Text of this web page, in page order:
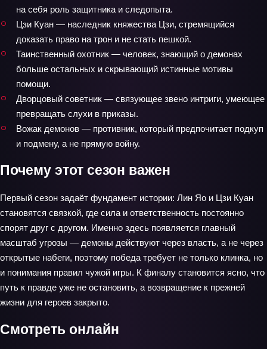
на себя роль защитника и следопыта.
Цзи Куан — наследник княжества Цзи, стремящийся
доказать право на трон и не стать пешкой.
Таинственный охотник — человек, знающий о демонах
больше остальных и скрывающий истинные мотивы
помощи.
Дворцовый советник — связующее звено интриги, умеющее
превращать слухи в приказы.
Вожак демонов — противник, который предпочитает подкуп
и подмену, а не прямую войну.
Почему этот сезон важен
Первый сезон задаёт фундамент истории: Лин Яо и Цзи Куан
становятся связкой, где сила и ответственность постоянно
спорят друг с другом. Именно здесь появляется главный
масштаб угрозы — демоны действуют через власть, а не через
открытые набеги, поэтому победа требует не только клинка, но
и понимания правил чужой игры. К финалу становится ясно, что
путь к правде уже не остановить, а возвращение к прежней
жизни для героев закрыто.
Смотреть онлайн